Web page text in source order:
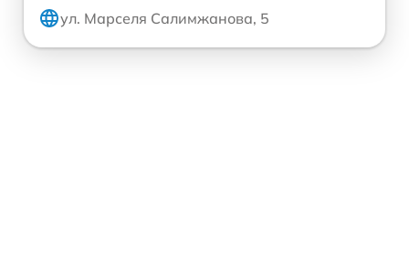
ул. Марселя Салимжанова, 5